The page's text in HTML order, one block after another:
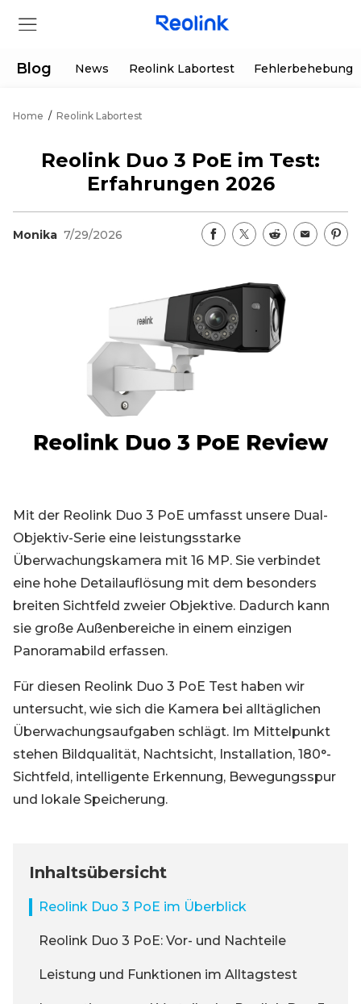
Herunterladen
App & Client
Kontakt
Sonderangebot
Generalüberholt
Bestellung verfolgen
Registrieren
Blog News Reolink Labortest Fehlerbehebung
Home / Reolink Labortest
Reolink Duo 3 PoE im Test:
Erfahrungen 2026
Monika 7/29/2026
Mit der Reolink Duo 3 PoE umfasst unsere Dual-
Objektiv-Serie eine leistungsstarke
Überwachungskamera mit 16 MP. Sie verbindet
eine hohe Detailauflösung mit dem besonders
breiten Sichtfeld zweier Objektive. Dadurch kann
sie große Außenbereiche in einem einzigen
Panoramabild erfassen.
Für diesen Reolink Duo 3 PoE Test haben wir
untersucht, wie sich die Kamera bei alltäglichen
Überwachungsaufgaben schlägt. Im Mittelpunkt
stehen Bildqualität, Nachtsicht, Installation, 180°-
Sichtfeld, intelligente Erkennung, Bewegungsspur
und lokale Speicherung.
Inhaltsübersicht
Reolink Duo 3 PoE im Überblick
Reolink Duo 3 PoE: Vor- und Nachteile
Leistung und Funktionen im Alltagstest